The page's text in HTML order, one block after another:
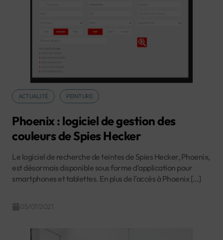
ACTUALITÉ PEINTURE
Phoenix : logiciel de gestion des
couleurs de Spies Hecker
Le logiciel de recherche de teintes de Spies Hecker, Phoenix,
est désormais disponible sous forme d’application pour
smartphones et tablettes. En plus de l’accès à Phoenix […]